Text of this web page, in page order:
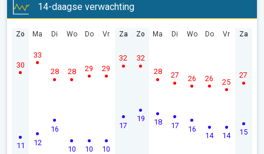
14-daagse verwachting
Zo
11
30
Ma
12
33
Di
16
28
Wo
10
28
Do
10
29
Vr
10
29
Za
17
32
Zo
19
32
Ma
18
28
Di
17
27
Wo
16
26
Do
14
26
Vr
14
25
Za
15
27